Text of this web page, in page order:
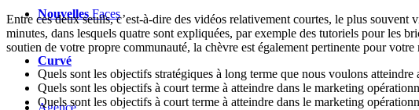
Nouvelles Faces
Curvé
Agence
Entre ces deux seuils, c’est-à-dire des vidéos relativement courtes, le plus
minutes, dans lesquels quatre sont expliquées, par exemple des tutoriels pour les
soutien de votre propre communauté, la chèvre est également pertinente pour
Quels sont les objectifs stratégiques à long terme que nous voulons atteindre
Quels sont les objectifs à court terme à atteindre dans le marketing
Quels sont les objectifs à court terme à atteindre dans le marketing